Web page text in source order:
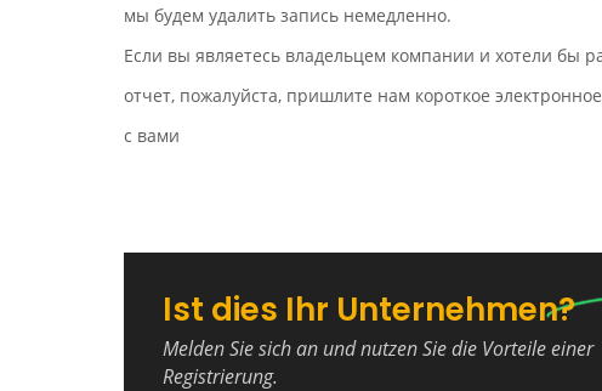
мы будем удалить запись немедленно.
Если вы являетесь владельцем компании и хотели бы
отчет, пожалуйста, пришлите нам короткое
с вами
Ist dies Ihr Unternehmen?
Melden Sie sich an und nutzen Sie die Vorteile einer
Registrierung.